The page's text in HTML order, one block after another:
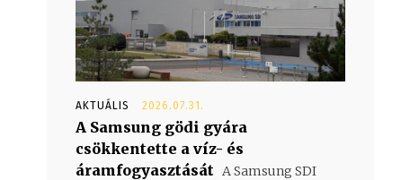
AKTUÁLIS 2026.07.31.
A Samsung gödi gyára
csökkentette a víz- és
áramfogyasztását A Samsung SDI